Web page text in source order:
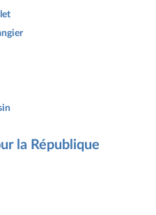
la République